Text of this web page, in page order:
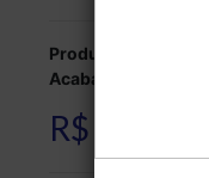
Produção:
Acabamentos:
R$ 316,80